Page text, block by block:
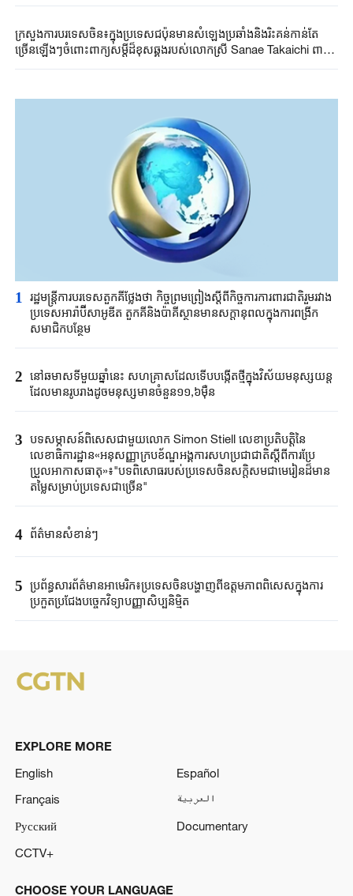
ក្រសួងការបរទេសចិន៖ក្នុងប្រទេសជប៉ុនមានសំឡេងប្រឆាំងនិងរិះគន់កាន់តែ
ច្រើនឡើងៗចំពោះពាក្យសម្តីដ៏ខុសឆ្គងរបស់លោកស្រី Sanae Takaichi ពាក់
1
រដ្ឋមន្ត្រី​ការបរទេស​តួកគីថ្លែងថា ​កិច្ចព្រមព្រៀងស្តីពី​កិច្ចការការពារ​ជាតិរួមរវាង​
ប្រទេស​អា​រ៉ាប៊ី​សាអូឌីត តួកគី​និងប៉ាគីស្ថាន​មានសក្តានុពល​ក្នុងការពង្រីក​
សមាជិកបន្ថែម​
2 នៅឆមាសទីមួយ​ឆ្នាំនេះ ​សហគ្រាសដែល​ទើបបង្កើតថ្មី​ក្នុងវិស័យ​មនុស្សយន្ត​
ដែល​មាន​រូប​រាង​ដូចមនុស្ស​មានចំនួន១១,៦ម៉ឺន​
3 បទសម្ភាសន៍ពិសេសជាមួយលោក Simon Stiell លេខាប្រតិបតិ្តនៃ
លេខាធិការដ្ឋាន«អនុសញ្ញាក្របខ័ណ្ឌអង្គការសហប្រជាជាតិស្តីពីការប្រែ
ប្រួលអាកាសធាតុ»៖"បទពិសោធរបស់ប្រទេសចិនសក្តិសមជាមេរៀនដ៏មាន
តម្លៃសម្រាប់ប្រទេសជាច្រើន"
4 ព័ត៌មានសំខាន់ៗ
5 ប្រព័ន្ធសារព័ត៌មានអាមេរិក៖ប្រទេសចិនបង្ហាញពីឧត្តមភាពពិសេសក្នុងការ
ប្រកួតប្រជែងបច្ចេកវិទ្យាបញ្ញាសិប្បនិម្មិត
EXPLORE MORE
English
Español
Français
العربية
Русский
Documentary
CCTV+
CHOOSE YOUR LANGUAGE